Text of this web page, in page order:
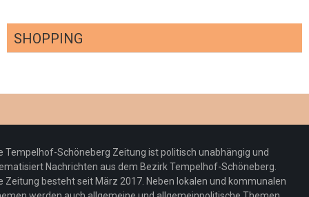
SHOPPING
Redaktion 23. Juli 2026
Pepe Jeans London mit Summer Sale und
neuer Kollektion
Redaktion 19. Juli 2026
Woher kommt der Honig? – Neue EU-
Tempelhof-Schöneberg Zeitung ist politisch unabhängig und
Nachrichten aus dem Bezirk Tempelhof-Schöneberg.
Zeitung besteht seit März 2017. Neben lokalen und kommunalen